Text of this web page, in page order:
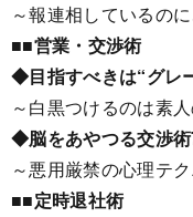
～報連相しているの
■■営業・交渉術
◆目指すべきは“グレ
～白黒つけるのは素
◆脳をあやつる交渉
～悪用厳禁の心理テ
■■定時退社術